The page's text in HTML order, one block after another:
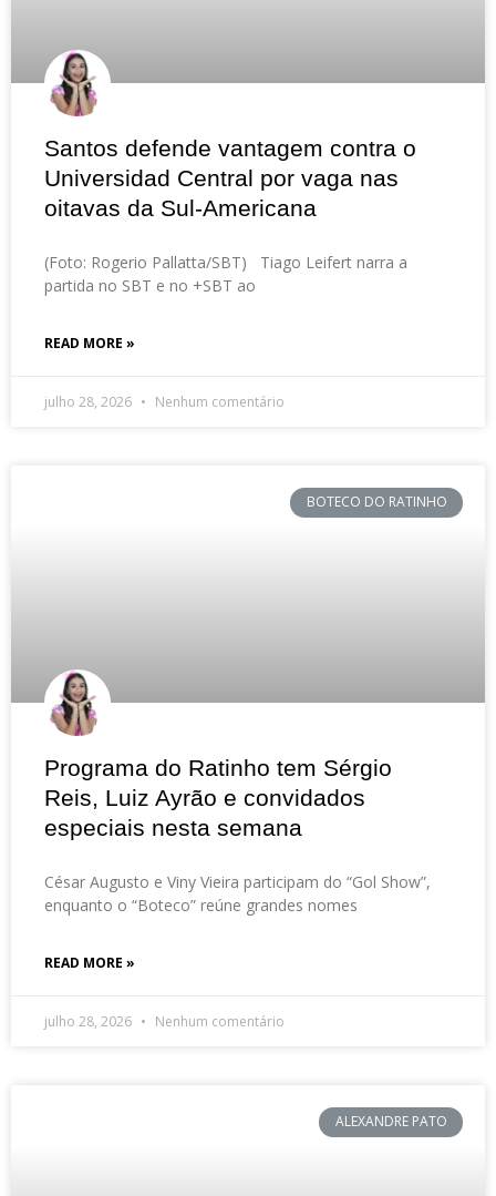
Santos defende vantagem contra o
Universidad Central por vaga nas
oitavas da Sul-Americana
(Foto: Rogerio Pallatta/SBT) Tiago Leifert narra a
partida no SBT e no +SBT ao
READ MORE »
julho 28, 2026 Nenhum comentário
BOTECO DO RATINHO
Programa do Ratinho tem Sérgio
Reis, Luiz Ayrão e convidados
especiais nesta semana
César Augusto e Viny Vieira participam do “Gol Show”,
enquanto o “Boteco” reúne grandes nomes
READ MORE »
julho 28, 2026 Nenhum comentário
ALEXANDRE PATO